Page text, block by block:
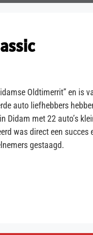
Oldtimerrit” en is
auto liefhebbers
Didam met 22 auto’s
was direct een succes
gestaagd.